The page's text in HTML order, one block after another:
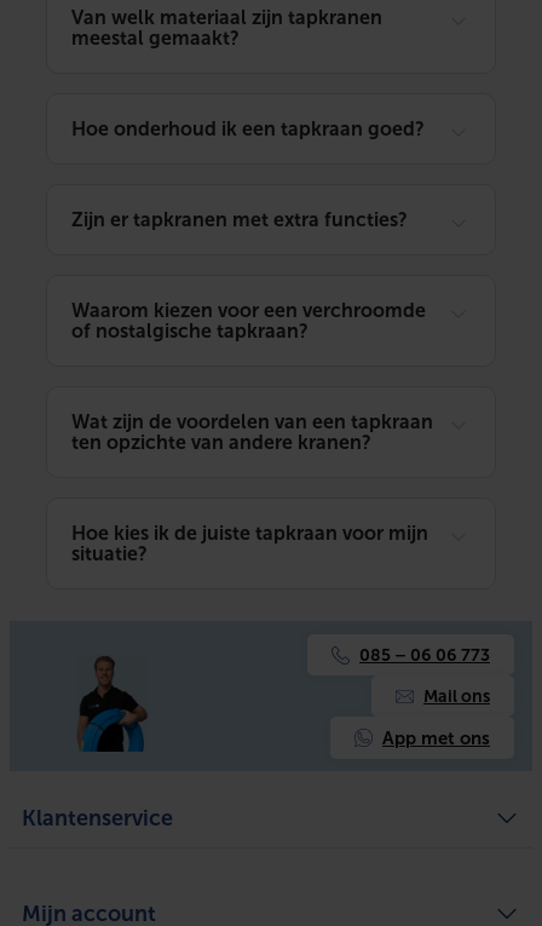
Van welk materiaal zijn tapkranen
meestal gemaakt?
Hoe onderhoud ik een tapkraan goed?
Zijn er tapkranen met extra functies?
Waarom kiezen voor een verchroomde
of nostalgische tapkraan?
Wat zijn de voordelen van een tapkraan
ten opzichte van andere kranen?
Hoe kies ik de juiste tapkraan voor mijn
situatie?
085 – 06 06 773
Mail ons
App met ons
Klantenservice
Privacy Policy
Mijn account